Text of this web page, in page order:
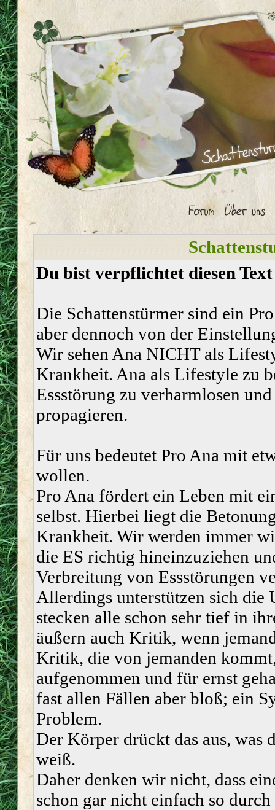
Du bist verpflichtet diesen
Die Schattenstürmer sind ein
aber dennoch von der
Wir sehen Ana NICHT als
Krankheit. Ana als Lifestyle zu
Essstörung zu verharmlosen
propagieren.
Für uns bedeutet Pro Ana mit
wollen.
Pro Ana fördert ein Leben mit
selbst. Hierbei liegt die
Krankheit. Wir werden immer
die ES richtig hineinzuziehen
Verbreitung von Essstörungen
Allerdings unterstützen sich die
stecken alle schon sehr tief in
äußern auch Kritik, wenn
Kritik, die von jemanden
aufgenommen und für ernst
fast allen Fällen aber bloß; ein
Problem.
Der Körper drückt das aus, was
weiß.
Daher denken wir nicht, dass
schon gar nicht einfach so durch